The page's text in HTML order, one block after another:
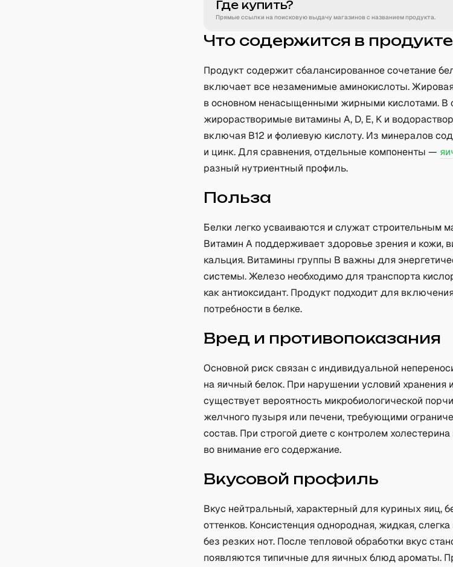
Где купить?
Прямые ссылки на поисковую выдачу магазинов с названием продукта.
Что содержится в продукте
Продукт содержит сбалансированное сочетание
включает все незаменимые аминокислоты.
в основном ненасыщенными жирными кислотами. В
жирорастворимые витамины A, D, E, K и
включая B12 и фолиевую кислоту. Из минералов
и цинк. Для сравнения, отдельные компоненты —
разный нутриентный профиль.
Польза
Белки легко усваиваются и служат строительным
Витамин A поддерживает здоровье зрения и кожи,
кальция. Витамины группы B важны для
системы. Железо необходимо для транспорта
как антиоксидант. Продукт подходит для
потребности в белке.
Вред и противопоказания
Основной риск связан с индивидуальной
на яичный белок. При нарушении условий хранения
существует вероятность микробиологической
желчного пузыря или печени, требующими
состав. При строгой диете с контролем
во внимание его содержание.
Вкусовой профиль
Вкус нейтральный, характерный для куриных яиц,
оттенков. Консистенция однородная, жидкая,
без резких нот. После тепловой обработки вкус
появляются типичные для яичных блюд ароматы.